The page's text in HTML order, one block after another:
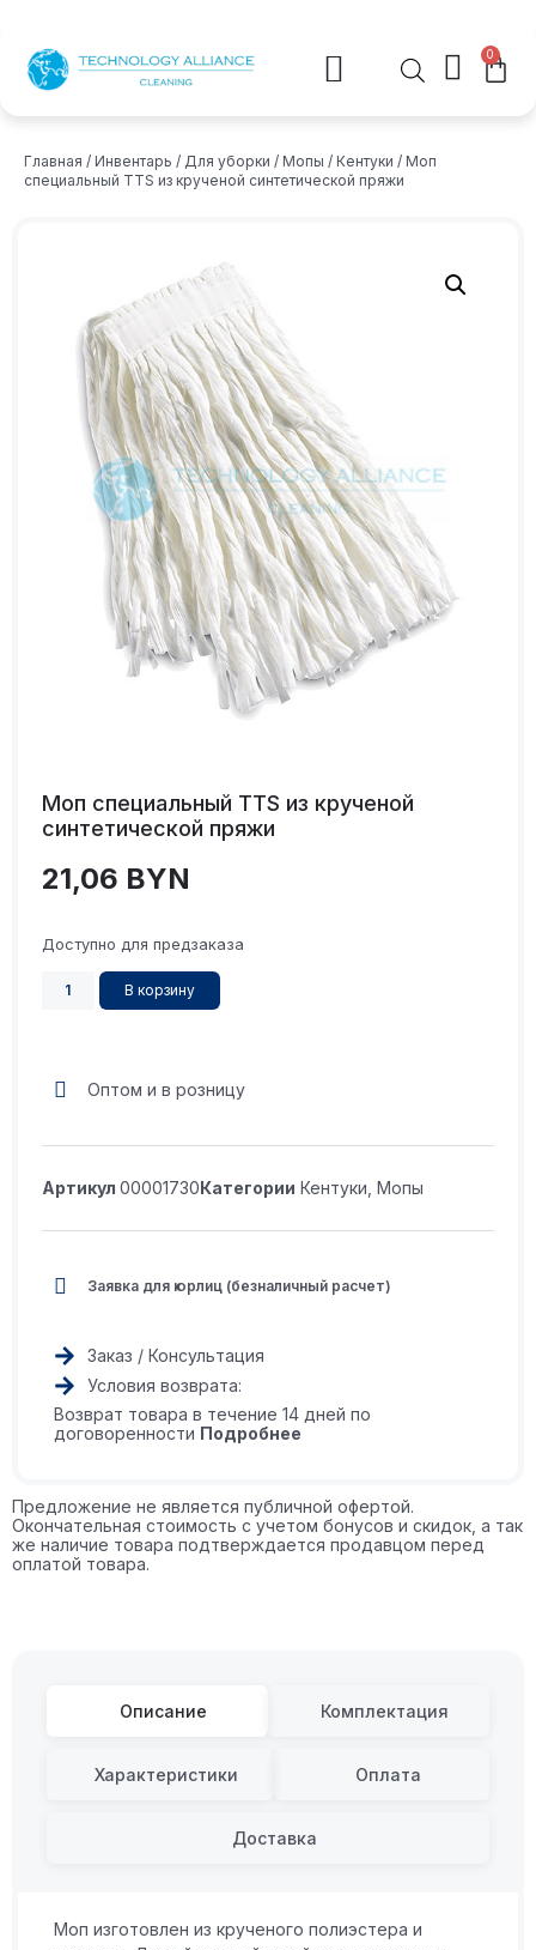
0
Главная / Инвентарь / Для уборки / Мопы / Кентуки / Моп
специальный TTS из крученой синтетической пряжи
Моп специальный TTS из крученой
синтетической пряжи
21,06 BYN
Доступно для предзаказа
В корзину
Оптом и в розницу
Артикул 00001730Категории Кентуки Мопы
Заявка для юрлиц (безналичный расчет)
Заказ / Консультация
Условия возврата:
Возврат товара в течение 14 дней по
договоренности Подробнее
Предложение не является публичной офертой.
Окончательная стоимость с учетом бонусов и скидок, а так
же наличие товара подтверждается продавцом перед
оплатой товара.
Описание Комплектация
Характеристики Оплата
Доставка
Моп изготовлен из крученого полиэстера и